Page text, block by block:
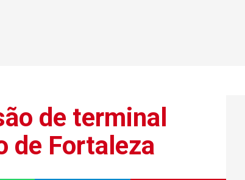
de terminal
de Fortaleza